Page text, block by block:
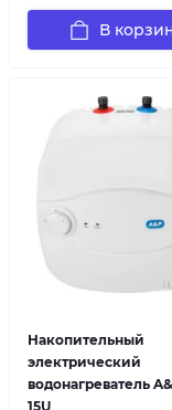
В
Накопительный
электрический
водонагреватель
15U